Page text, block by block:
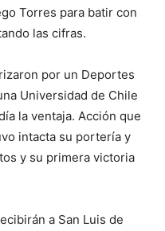
Torres para batir con
las cifras.
por un Deportes
Universidad de Chile
la ventaja. Acción que
intacta su portería y
y su primera victoria
a San Luis de